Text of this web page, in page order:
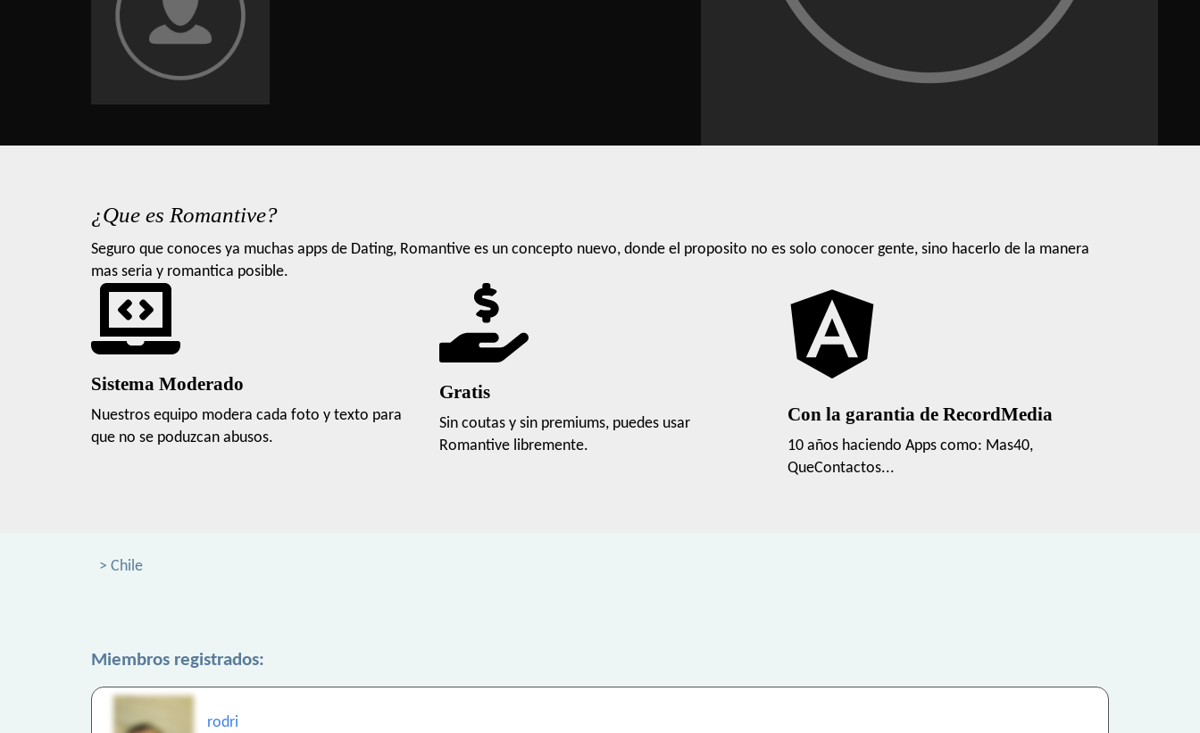
¿Que es Romantive?
Seguro que conoces ya muchas apps de Dating, Romantive es un concepto nuevo, donde el proposito no es solo conocer gente, sino hacerlo de la manera
mas seria y romantica posible.
Sistema Moderado
Nuestros equipo modera cada foto y texto para
que no se poduzcan abusos.
Gratis
Sin coutas y sin premiums, puedes usar
Romantive libremente.
Con la garantia de RecordMedia
10 años haciendo Apps como: Mas40,
QueContactos...
> Chile
Miembros registrados:
rodri